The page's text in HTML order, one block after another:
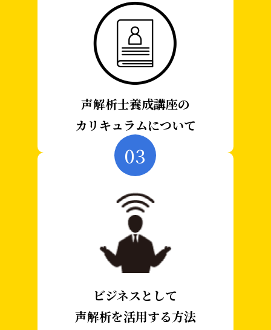
声解析士養成講座の
カリキュラムについて
03
ビジネスとして
声解析を活用する方法